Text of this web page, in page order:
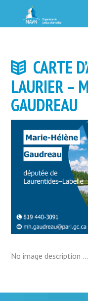
CARTE
LAURIER –
GAUDREAU
No image description ...